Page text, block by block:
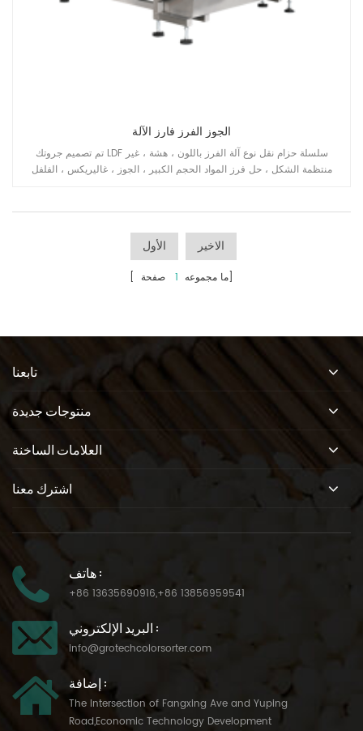
الجوز الفرز فارز الآلة
تم تصميم جروتك LDF سلسلة حزام نقل نوع آلة الفرز باللون ، هشة ، غير
منتظمة الشكل ، حل فرز المواد الحجم الكبير ، الجوز ، غاليريكس ، الفلفل
الأول الاخير
[ ما مجموعه 1
تابعنا
منتوجات جديدة
العلامات الساخنة
اشترك معنا
هاتف :
+86 13635690916,+86 13856959541
البريد الإلكتروني :
info@grotechcolorsorter.com
إضافة :
The Intersection of Fangxing Ave and Yuping
Road,Economic Technology Development